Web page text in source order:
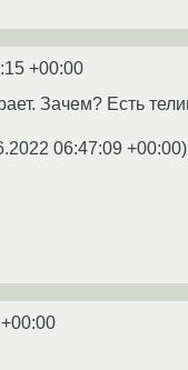
+00:00
Зачем? Есть
06:47:09 +00:00)